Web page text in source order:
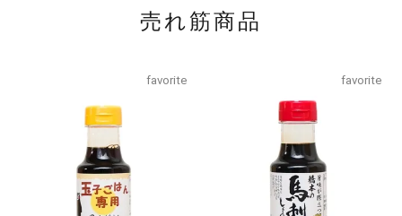
売れ筋商品
favorite favorite